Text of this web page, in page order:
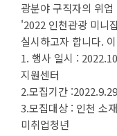
광분야 구직자의 위
'2022 인천관광 미니
실시하고자 합니다.
1. 행사 일시 :
지원센터
2.모집기간
3.모집대상 : 인천 소
미취업청년